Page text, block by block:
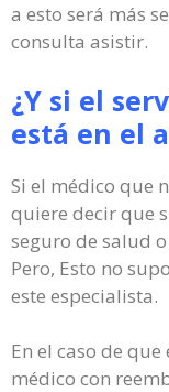
a esto será más
consulta asistir.
¿Y si el
está en el
Si el médico que
quiere decir que
seguro de salud
Pero, Esto no
este especialista.
En el caso de
médico con